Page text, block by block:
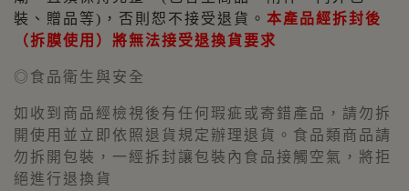
裝、贈品等)，否則恕不接受退貨。 本產品經拆封後
（拆膜使用）將無法接受退換貨要求
◎食品衛生與安全
如收到商品經檢視後有任何瑕疵或寄錯產品，請勿拆
開使用並立即依照退貨規定辦理退貨。食品類商品請
勿拆開包裝，一經拆封讓包裝內食品接觸空氣，將拒
絕進行退換貨